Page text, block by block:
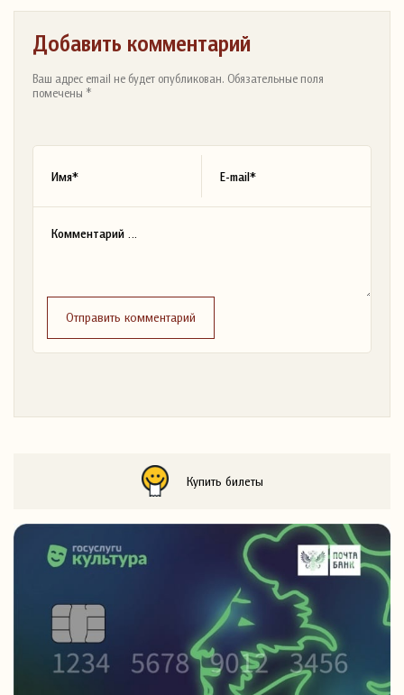
Добавить комментарий
Ваш адрес email не будет опубликован. Обязательные поля
помечены *
Отправить комментарий
Купить билеты